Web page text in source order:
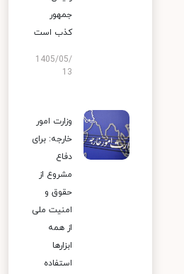
جمهور
کذب است
1405/05/
13
وزارت امور
خارجه: برای
دفاع
مشروع از
حقوق و
امنیت ملی
از همه
ابزارها
استفاده